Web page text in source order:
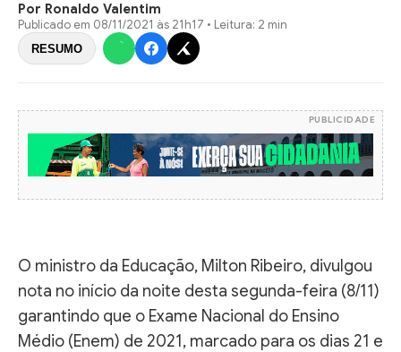
Por Ronaldo Valentim
Publicado em 08/11/2021 às 21h17 • Leitura: 2 min
RESUMO
PUBLICIDADE
O ministro da Educação, Milton Ribeiro, divulgou
nota no início da noite desta segunda-feira (8/11)
garantindo que o Exame Nacional do Ensino
Médio (Enem) de 2021, marcado para os dias 21 e